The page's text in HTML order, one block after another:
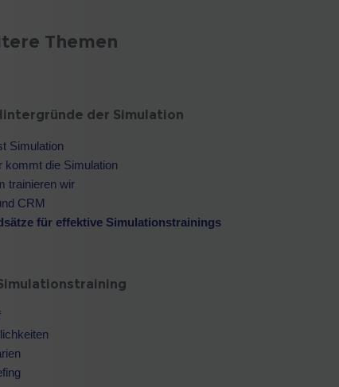
Themen
der Simulation
Simulation
kommt die Simulation
trainieren wir
CRM
für effektive Simulationstrainings